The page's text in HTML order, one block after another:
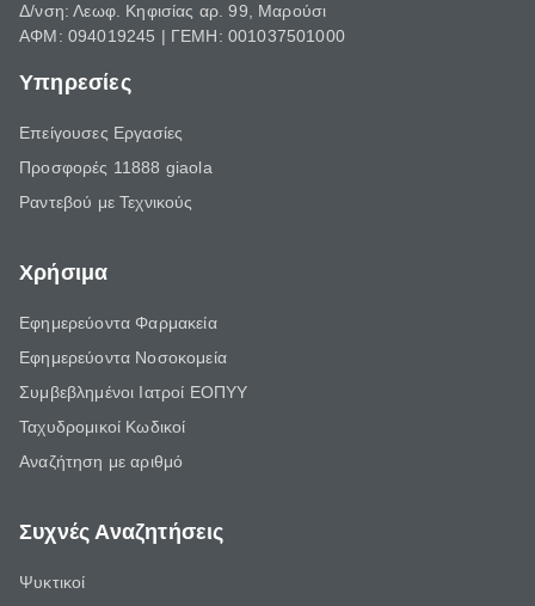
Δ/νση: Λεωφ. Κηφισίας αρ. 99, Μαρούσι
ΑΦΜ: 094019245 | ΓΕΜΗ: 001037501000
Υπηρεσίες
Επείγουσες Εργασίες
Προσφορές 11888 giaola
Ραντεβού με Τεχνικούς
Χρήσιμα
Εφημερεύοντα Φαρμακεία
Εφημερεύοντα Νοσοκομεία
Συμβεβλημένοι Ιατροί ΕΟΠΥΥ
Ταχυδρομικοί Κωδικοί
Αναζήτηση με αριθμό
Συχνές Αναζητήσεις
Ψυκτικοί